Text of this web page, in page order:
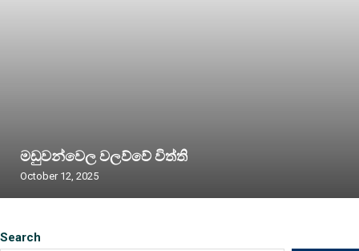
Search
මඩුවන්වෙල වලව්වේ විත්ති
October 12, 2025